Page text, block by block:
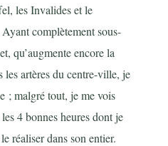
les Invalides et le
complètement sous-
qu’augmente encore la
artères du centre-ville, je
; malgré tout, je me vois
4 bonnes heures dont je
réaliser dans son entier.